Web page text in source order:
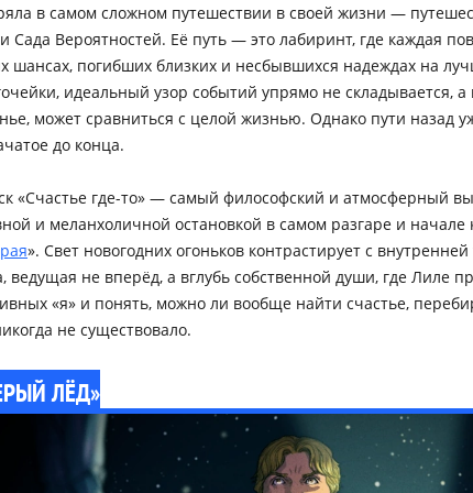
в самом сложном путешествии в своей жизни —
Сада Вероятностей. Её путь — это лабиринт, где каждая
шансах, погибших близких и несбывшихся надеждах на
идеальный узор событий упрямо не складывается,
может сравниться с целой жизнью. Однако пути назад
до конца.
«Счастье где-то» — самый философский и атмосферный
и меланхоличной остановкой в самом разгаре и
». Свет новогодних огоньков контрастирует с
ведущая не вперёд, а вглубь собственной души, где Лиле
«я» и понять, можно ли вообще найти счастье,
не существовало.
ЛЁД»